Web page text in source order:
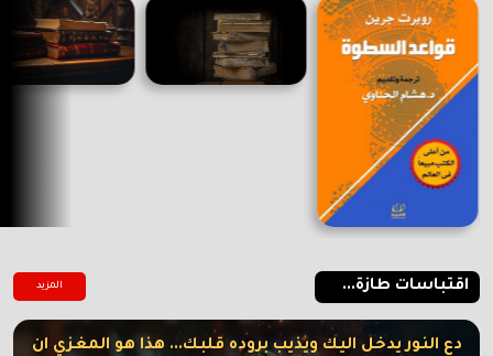
اقتباسات طازة... المزيد
دع النور يدخل اليك ويذيب بروده قلبك... هذا هو المغزي ان